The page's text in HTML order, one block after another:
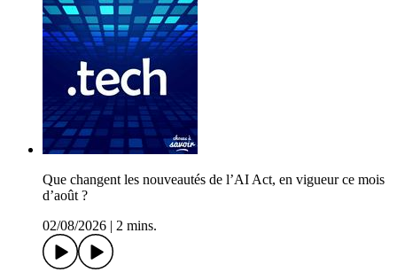
Que changent les nouveautés de l’AI Act, en vigueur ce mois
d’août ?
02/08/2026
2 mins.